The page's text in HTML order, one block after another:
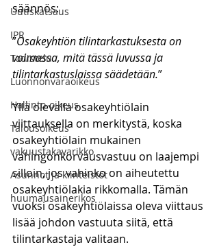
Uutiskatsaus
IPR
Todistelu
Luonnonvaraoikeus
Hallinto-oikeus
Talousoikeus
vakuustakavarikko
Asunnot ja kiinteistöt
huumausainerikos
säännös:
”Osakeyhtiön tilintarkastuksesta on
voimassa, mitä tässä luvussa ja
tilintarkastuslaissa säädetään.”
Yllä olevalla osakeyhtiölain
viittauksella on merkitystä, koska
osakeyhtiölain mukainen
vahingonkorvausvastuu on laajempi
silloin, jos vahinko on aiheutettu
osakeyhtiölakia rikkomalla. Tämän
vuoksi osakeyhtiölaissa oleva viittaus
lisää johdon vastuuta siitä, että
tilintarkastaja valitaan.